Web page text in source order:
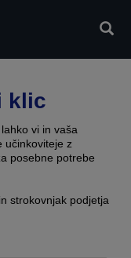
klic
vi in vaša
učinkoviteje z
posebne potrebe
strokovnjak podjetja